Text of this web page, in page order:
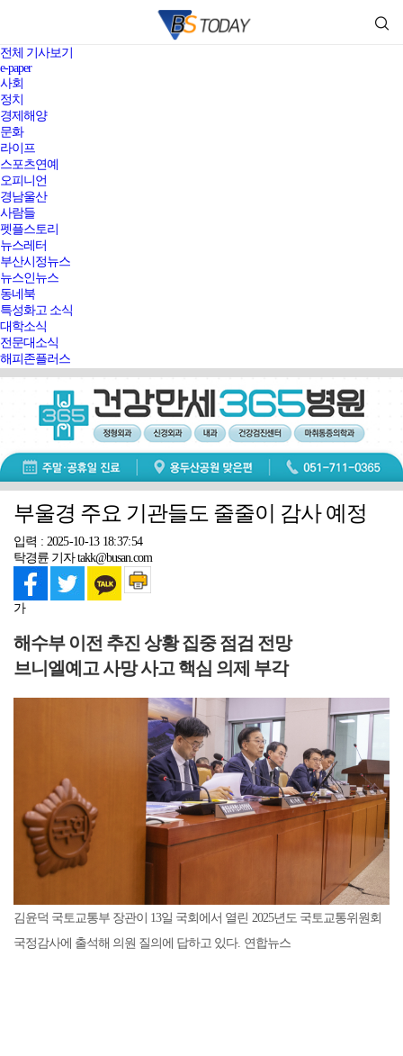
전체 기사보기
e-paper
사회
정치
경제해양
문화
라이프
스포츠연예
오피니언
경남울산
사람들
펫플스토리
뉴스레터
부산시정뉴스
뉴스인뉴스
동네북
특성화고 소식
대학소식
전문대소식
해피존플러스
부울경 주요 기관들도 줄줄이 감사 예정
입력 : 2025-10-13 18:37:54
탁경륜 기자 takk@busan.com
가
해수부 이전 추진 상황 집중 점검 전망
브니엘예고 사망 사고 핵심 의제 부각
김윤덕 국토교통부 장관이 13일 국회에서 열린 2025년도 국토교통위원회
국정감사에 출석해 의원 질의에 답하고 있다. 연합뉴스